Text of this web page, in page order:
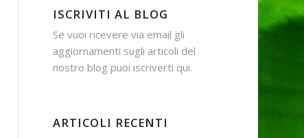
ISCRIVITI AL BLOG
Se vuoi ricevere via email gli
aggiornamenti sugli articoli del
nostro blog puoi iscriverti qui.
ARTICOLI RECENTI